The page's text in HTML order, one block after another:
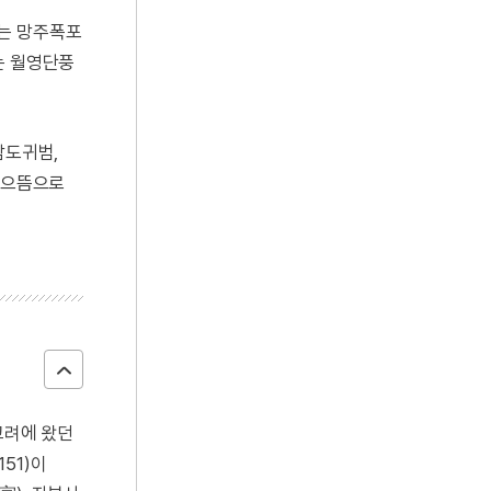
망주폭포
월영단풍
귀범,
뜸으로
에 왔던
이